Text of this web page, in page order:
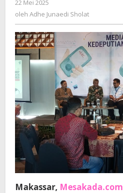
22 Mei 2025
Adhe
oleh Adhe Junaedi Sholat
Makassar, Mesakada.com